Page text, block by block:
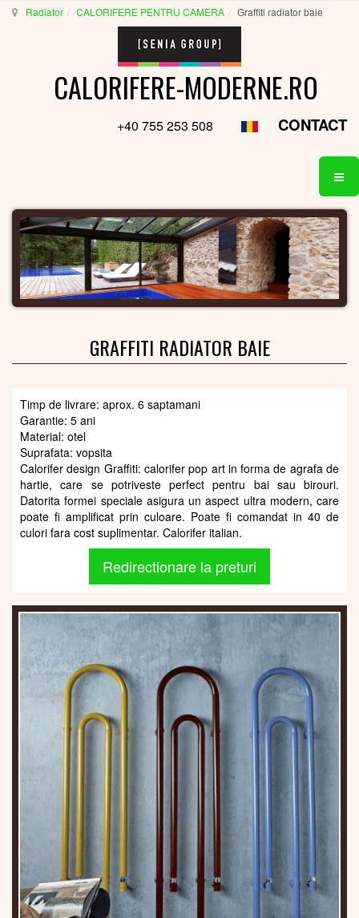
Radiator CALORIFERE PENTRU CAMERA Graffiti radiator baie
CALORIFERE-MODERNE.RO
+40 755 253 508 CONTACT
GRAFFITI RADIATOR BAIE
Timp de livrare: aprox. 6 saptamani
Garantie: 5 ani
Material: otel
Suprafata: vopsita
Calorifer design Graffiti: calorifer pop art in forma de agrafa de
hartie, care se potriveste perfect pentru bai sau birouri.
Datorita formei speciale asigura un aspect ultra modern, care
poate fi amplificat prin culoare. Poate fi comandat in 40 de
culori fara cost suplimentar. Calorifer italian.
Redirectionare la preturi